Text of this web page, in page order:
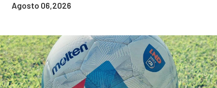
Agosto 06,2026